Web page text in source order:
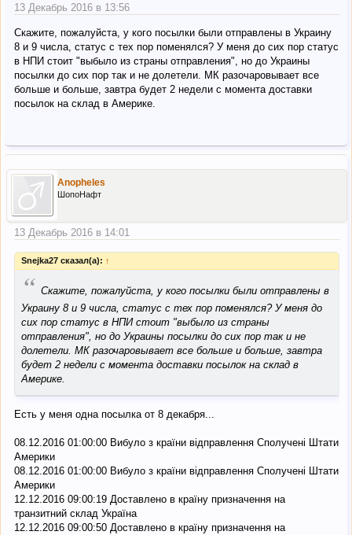
13 Декабрь 2016 в 13:56
Скажите, пожалуйста, у кого посылки были отправлены в Украину
8 и 9 числа, статус с тех пор поменялся? У меня до сих пор статус
в НПИ стоит "выбыло из страны отправления", но до Украины
посылки до сих пор так и не долетели. МК разочаровывает все
больше и больше, завтра будет 2 недели с момента доставки
посылок на склад в Америке.
Anopheles
ШопоНафт
13 Декабрь 2016 в 14:01
Snejka27 сказал(а): ↑
“ Скажите, пожалуйста, у кого посылки были отправлены в
Украину 8 и 9 числа, статус с тех пор поменялся? У меня до
сих пор статус в НПИ стоит "выбыло из страны
отправления", но до Украины посылки до сих пор так и не
долетели. МК разочаровывает все больше и больше, завтра
будет 2 недели с момента доставки посылок на склад в
Америке.
Есть у меня одна посылка от 8 декабря...
08.12.2016 01:00:00 Вибуло з країни відправлення Сполучені Штати
Америки
08.12.2016 01:00:00 Вибуло з країни відправлення Сполучені Штати
Америки
12.12.2016 09:00:19 Доставлено в країну призначення на
транзитний склад Україна
12.12.2016 09:00:50 Доставлено в країну призначення на